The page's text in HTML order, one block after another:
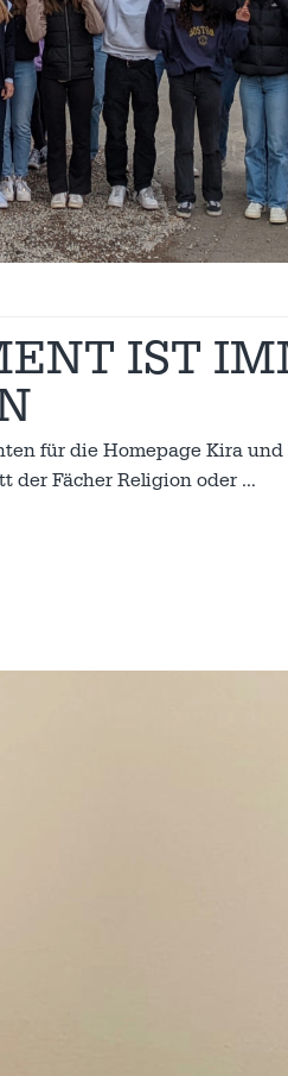
IST
für die Homepage Kira und
der Fächer Religion oder …